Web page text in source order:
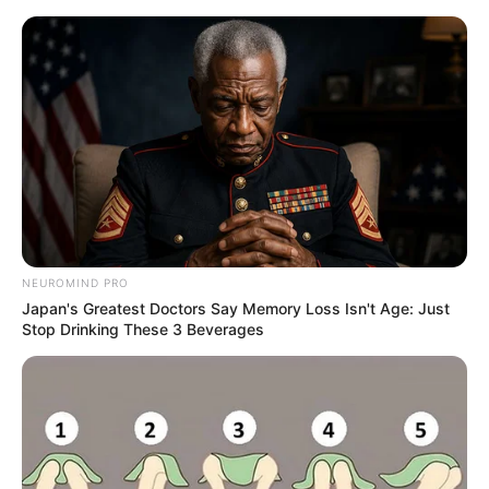
au
contenu LE MEILLEUR PRONOSTIC
La Base du QUINTÉ au Special Tocard du PMU
Menu
QATAR PRIX CARRUS PRONOSTIC QUINTE
NEUROMIND PRO
Japan's Greatest Doctors Say Memory Loss Isn't Age: Just
Stop Drinking These 3 Beverages